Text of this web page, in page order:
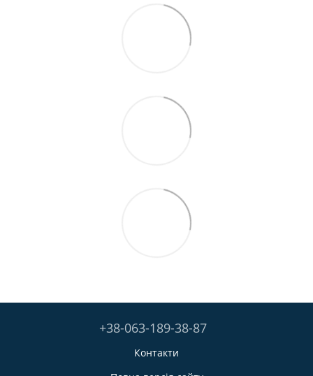
+38-063-189-38-87
Контакти